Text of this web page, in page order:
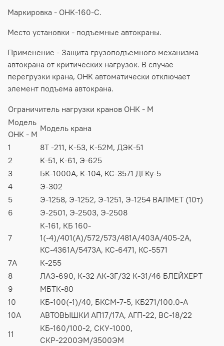
Маркировка - ОНК-160-С.
Место установки - подъемные автокраны.
Применение - Защита грузоподъемного механизма
автокрана от критических нагрузок. В случае
перегрузки крана, ОНК автоматически отключает
элемент подъема автокрана.
Ограничитель нагрузки кранов ОНК - М
Модель
ОНК - М
Модель крана
1
8Т -211, К-53, К-52М, ДЭК-51
2
К-51, К-61, Э-625
3
БК-1000А, К-104, КС-3571 ДГКу-5
4
Э-302
5
Э-1258, Э-1252, Э-1251, Э-1254 ВАЛМЕТ (10т)
6
Э-2501, Э-2503, Э-2508
7
К-161, КБ 160-
1(-4)/401(А)/572/573/481А/403А/405-2А,
КС-4361А/5473А, КС-6471, КС-5571
7А
К-255
8
ЛАЗ-690, К-32 АК-3Г/32 К-31/46 БЛЕЙХЕРТ
9
МБТК-80
10
КБ-100(-1)/40, БКСМ-7-5, КБ271/100.0-А
10А
АВТОВЫШКИ АП17/17А, АГП-22, ВС-18/22
11
КБ-160/100-2, СКУ-1000,
СКР-2200ЭМ/3500ЭМ